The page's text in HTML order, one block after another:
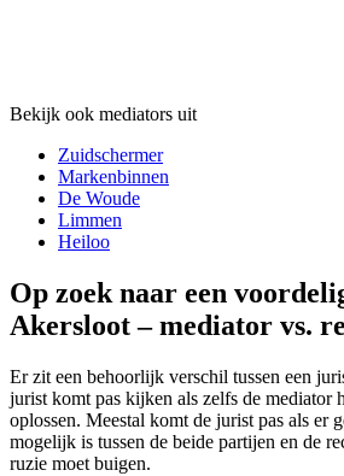
Bekijk ook mediators uit
Zuidschermer
Markenbinnen
De Woude
Limmen
Heiloo
Op zoek naar een
Akersloot – mediator vs.
Er zit een behoorlijk verschil tussen een
jurist komt pas kijken als zelfs de mediator
oplossen. Meestal komt de jurist pas als er
mogelijk is tussen de beide partijen en de
ruzie moet buigen.